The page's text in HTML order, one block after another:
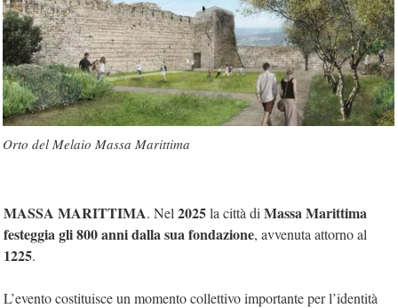
Orto del Melaio Massa Marittima
MASSA MARITTIMA. Nel 2025la città di Massa Marittima
festeggia gli 800 anni dalla sua fondazione, avvenuta attorno al
1225.
L’evento costituisce un momento collettivo importante per l’identità